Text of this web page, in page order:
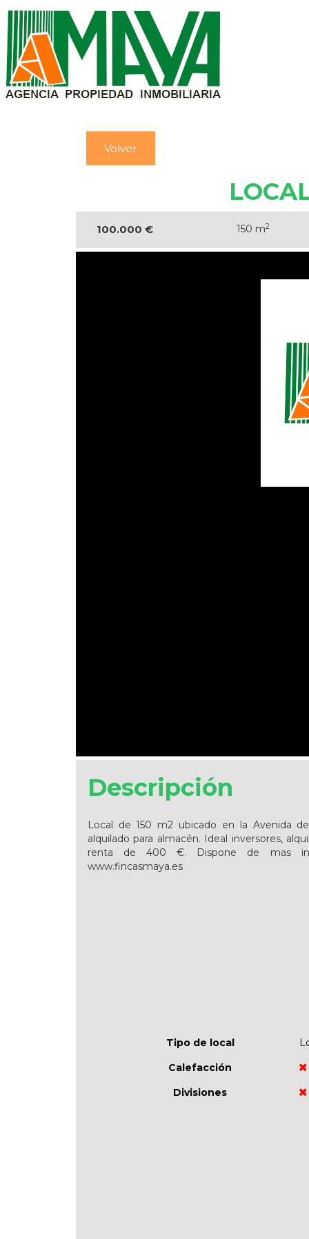
Volver
100.000 € 150 m2
Descripción
Local de 150 m2 ubicado en la Avenida
alquilado para almacén. Ideal inversores,
renta de 400 €. Dispone de mas
www.fincasmaya.es
Tipo de local
Calefacción
Divisiones